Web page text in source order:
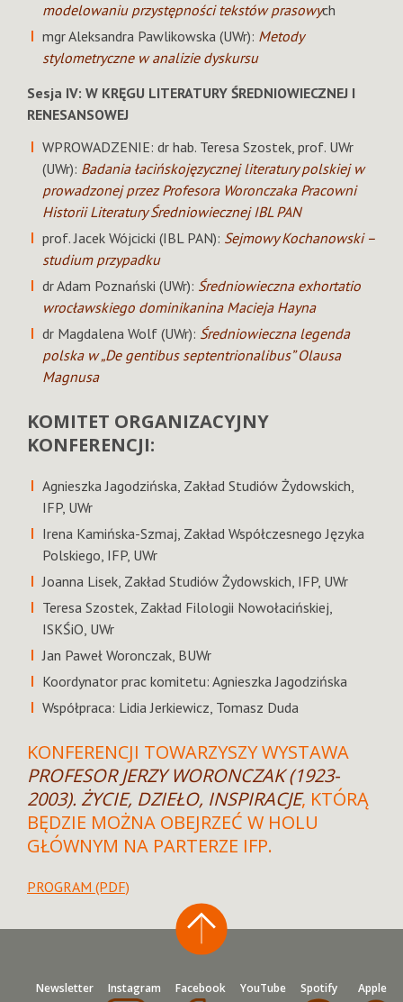
modelowaniu przystępności tekstów prasowych
mgr Aleksandra Pawlikowska (UWr): Metody
stylometryczne w analizie dyskursu
Sesja IV: W KRĘGU LITERATURY ŚREDNIOWIECZNEJ I
RENESANSOWEJ
WPROWADZENIE: dr hab. Teresa Szostek, prof. UWr
(UWr): Badania łacińskojęzycznej literatury polskiej w
prowadzonej przez Profesora Woronczaka Pracowni
Historii Literatury Średniowiecznej IBL PAN
prof. Jacek Wójcicki (IBL PAN): Sejmowy Kochanowski –
studium przypadku
dr Adam Poznański (UWr): Średniowieczna exhortatio
wrocławskiego dominikanina Macieja Hayna
dr Magdalena Wolf (UWr): Średniowieczna legenda
polska w „De gentibus septentrionalibus” Olausa
Magnusa
KOMITET ORGANIZACYJNY
KONFERENCJI:
Agnieszka Jagodzińska, Zakład Studiów Żydowskich,
IFP, UWr
Irena Kamińska-Szmaj, Zakład Współczesnego Języka
Polskiego, IFP, UWr
Joanna Lisek, Zakład Studiów Żydowskich, IFP, UWr
Teresa Szostek, Zakład Filologii Nowołacińskiej,
ISKŚiO, UWr
Jan Paweł Woronczak, BUWr
Koordynator prac komitetu: Agnieszka Jagodzińska
Współpraca: Lidia Jerkiewicz, Tomasz Duda
KONFERENCJI TOWARZYSZY WYSTAWA
PROFESOR JERZY WORONCZAK (1923-
2003). ŻYCIE, DZIEŁO, INSPIRACJE, KTÓRĄ
BĘDZIE MOŻNA OBEJRZEĆ W HOLU
GŁÓWNYM NA PARTERZE IFP.
PROGRAM (PDF)
Newsletter Instagram Facebook YouTube Spotify Apple